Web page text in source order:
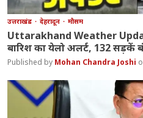
उत्तराखंड देहरादून मौसम
Uttarakhand Weather
बारिश का येलो अलर्ट, 132 सड़कें
Mohan Chandra Joshi